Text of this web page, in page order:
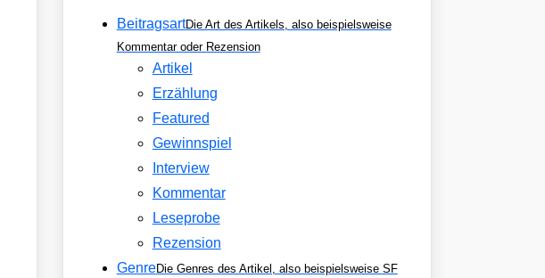
BeitragsartDie Art des Artikels, also beispielsweise
Kommentar oder Rezension
Artikel
Erzählung
Featured
Gewinnspiel
Interview
Kommentar
Leseprobe
Rezension
GenreDie Genres des Artikel, also beispielsweise SF